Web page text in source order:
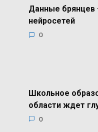
Данные брянцев
нейросетей
0
Школьное
области ждет
0